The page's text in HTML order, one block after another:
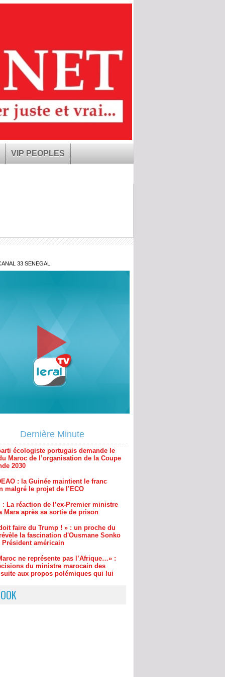
VIP PEOPLES
33 SENEGAL
Dernière Minute
Maroc de l’organisation de la Coupe
2030
: la Guinée maintient le franc
malgré le projet de l’ECO
: La réaction de l’ex-Premier ministre
Mara après sa sortie de prison
faire du Trump ! » : un proche du
la fascination d'Ousmane Sonko
américain
ne représente pas l’Afrique…» :
du ministre marocain des
aux propos polémiques qui lui
: Le Sénat enquête sur une agence
fictive financée par l'État